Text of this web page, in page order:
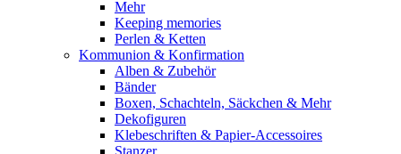
Mehr
Keeping memories
Perlen & Ketten
Kommunion & Konfirmation
Alben & Zubehör
Bänder
Boxen, Schachteln, Säckchen & Mehr
Dekofiguren
Klebeschriften & Papier-Accessoires
Stanzer